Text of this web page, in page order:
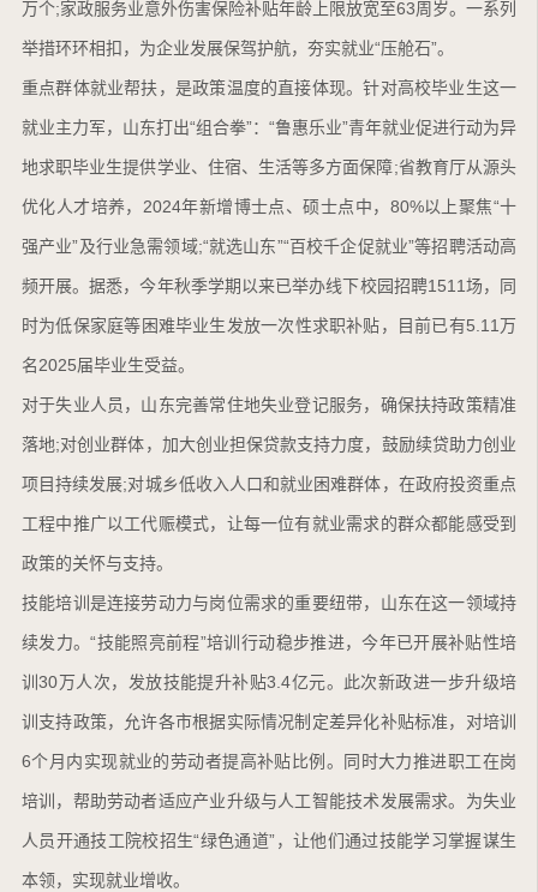
万个;家政服务业意外伤害保险补贴年龄上限放宽至63周岁。一系列
举措环环相扣，为企业发展保驾护航，夯实就业“压舱石”。
重点群体就业帮扶，是政策温度的直接体现。针对高校毕业生这一
就业主力军，山东打出“组合拳”：“鲁惠乐业”青年就业促进行动为异
地求职毕业生提供学业、住宿、生活等多方面保障;省教育厅从源头
优化人才培养，2024年新增博士点、硕士点中，80%以上聚焦“十
强产业”及行业急需领域;“就选山东”“百校千企促就业”等招聘活动高
频开展。据悉，今年秋季学期以来已举办线下校园招聘1511场，同
时为低保家庭等困难毕业生发放一次性求职补贴，目前已有5.11万
名2025届毕业生受益。
对于失业人员，山东完善常住地失业登记服务，确保扶持政策精准
落地;对创业群体，加大创业担保贷款支持力度，鼓励续贷助力创业
项目持续发展;对城乡低收入人口和就业困难群体，在政府投资重点
工程中推广以工代赈模式，让每一位有就业需求的群众都能感受到
政策的关怀与支持。
技能培训是连接劳动力与岗位需求的重要纽带，山东在这一领域持
续发力。“技能照亮前程”培训行动稳步推进，今年已开展补贴性培
训30万人次，发放技能提升补贴3.4亿元。此次新政进一步升级培
训支持政策，允许各市根据实际情况制定差异化补贴标准，对培训
6个月内实现就业的劳动者提高补贴比例。同时大力推进职工在岗
培训，帮助劳动者适应产业升级与人工智能技术发展需求。为失业
人员开通技工院校招生“绿色通道”，让他们通过技能学习掌握谋生
本领，实现就业增收。